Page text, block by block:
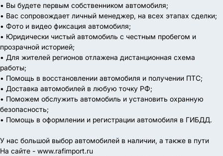
• Вы будете первым собственником автомобиля;
• Вас сопровождает личный менеджер, на всех этапах сделки;
• Фото и видео фиксация автомобиля;
• Юридически чистый автомобиль с честным пробегом и
прозрачной историей;
• Для жителей регионов отлажена дистанционная схема
работы;
• Помощь в восстановлении автомобиля и получении ПТС;
• Доставка автомобилей в любую точку РФ;
• Поможем обслужить автомобиль и установить охранную
безопасность;
• Помощь в оформлении и регистрации автомобиля в ГИБДД.
У нас большой выбор автомобилей в наличии, а также в пути
На сайте - www.rafimport.ru